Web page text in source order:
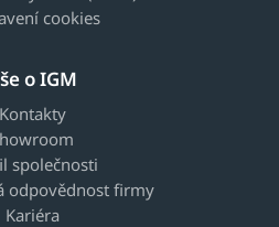
cookies
o IGM
Kontakty
společnosti
odpovědnost firmy
Kariéra